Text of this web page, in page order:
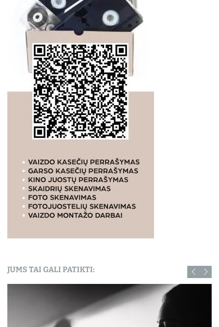
JUMS TAI GALI PATIKTI: